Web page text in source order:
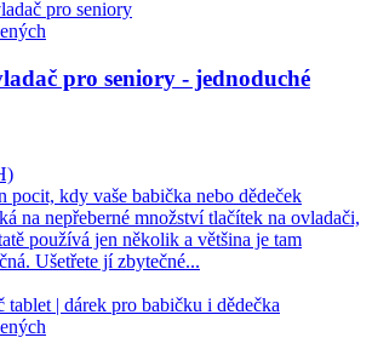
pro seniory - jednoduché
pocit, kdy vaše babička nebo dědeček
na nepřeberné množství tlačítek na ovladači,
používá jen několik a většina je tam
Ušetřete jí zbytečné...